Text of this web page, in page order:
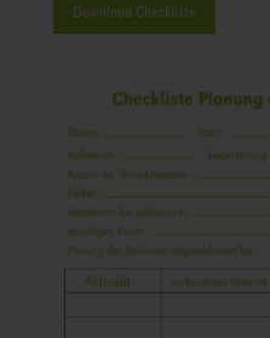
Download Checkliste